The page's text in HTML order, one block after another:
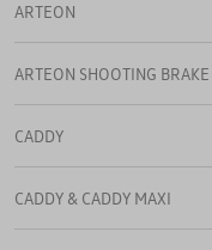
ARTEON
ARTEON SHOOTING BRAKE
CADDY
CADDY & CADDY MAXI